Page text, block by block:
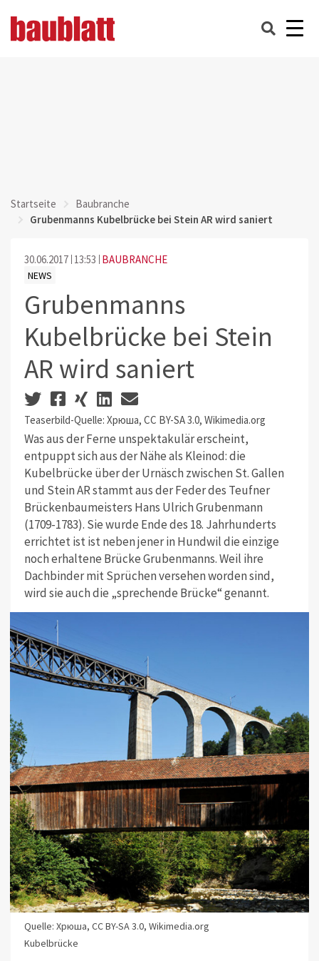
Startseite
Baubranche
Grubenmanns Kubelbrücke bei Stein AR wird saniert
30.06.2017 13:53 BAUBRANCHE
NEWS
Grubenmanns
Kubelbrücke bei Stein
AR wird saniert
Teaserbild-Quelle: Хрюша, CC BY-SA 3.0, Wikimedia.org
Was aus der Ferne unspektakulär erscheint,
entpuppt sich aus der Nähe als Kleinod: die
Kubelbrücke über der Urnäsch zwischen St. Gallen
und Stein AR stammt aus der Feder des Teufner
Brückenbaumeisters Hans Ulrich Grubenmann
(1709-1783). Sie wurde Ende des 18. Jahrhunderts
errichtet ist ist neben jener in Hundwil die einzige
noch erhaltene Brücke Grubenmanns. Weil ihre
Dachbinder mit Sprüchen versehen worden sind,
wird sie auch die „sprechende Brücke“ genannt.
Quelle: Хрюша, CC BY-SA 3.0, Wikimedia.org
Kubelbrücke